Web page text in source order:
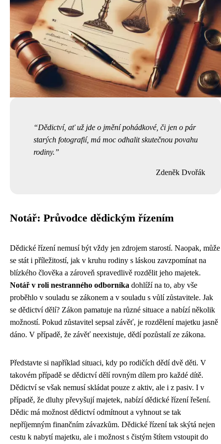
Dědictví, ať už jde o jmění pohádkové, či jen o pár
starých fotografií, má moc odhalit skutečnou povahu
rodiny.
Zdeněk Dvořák
Notář: Průvodce dědickým řízením
Dědické řízení nemusí být vždy jen zdrojem starostí. Naopak, může
se stát i příležitostí, jak v kruhu rodiny s láskou zavzpomínat na
blízkého člověka a zároveň spravedlivě rozdělit jeho majetek.
Notář v roli nestranného odborníka dohlíží na to, aby vše
proběhlo v souladu se zákonem a v souladu s vůlí zůstavitele. Jak
se dědictví dělí? Zákon pamatuje na různé situace a nabízí několik
možností. Pokud zůstavitel sepsal závěť, je rozdělení majetku jasně
dáno. V případě, že závěť neexistuje, dědí pozůstalí ze zákona.
Představte si například situaci, kdy po rodičích dědí dvě děti. V
takovém případě se dědictví dělí rovným dílem pro každé dítě.
Dědictví se však nemusí skládat pouze z aktiv, ale i z pasiv. I v
případě, že dluhy převyšují majetek, nabízí dědické řízení řešení.
Dědic má možnost dědictví odmítnout a vyhnout se tak
nepříjemným finančním závazkům. Dědické řízení tak skýtá nejen
cestu k nabytí majetku, ale i možnost s čistým štítem vstoupit do